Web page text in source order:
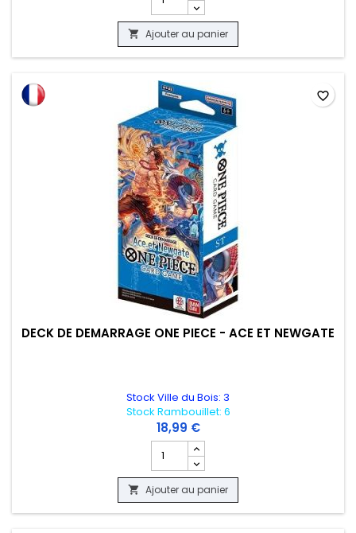
 Ajouter au panier
DECK DE DEMARRAGE ONE PIECE - ACE ET NEWGATE
Stock Ville du Bois: 3
Stock Rambouillet: 6
18,99 €
Champ quantité du produit DECK DE
 Ajouter au panier
favorite_border